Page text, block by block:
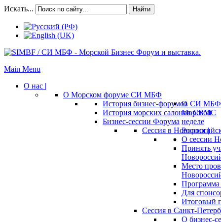
Искать... Найти
Main Menu
О нас |
О Морском форуме СИ МБФ
История бизнес-форумов СИ МБФ
История морских салонов СВМС
Бизнес-сессии Форума
Сессия в
О сессии
Принять
Место
Программа
Для
Итоговый
Сессия в Санкт-
О бизнес-
О
Морской
неделе
России |